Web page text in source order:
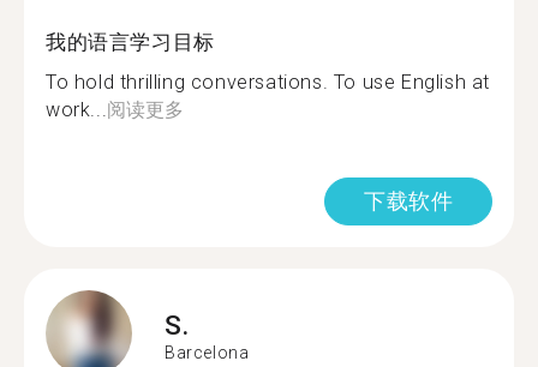
我的语言学习目标
To hold thrilling conversations. To use English at
work...阅读更多
下载软件
S.
Barcelona